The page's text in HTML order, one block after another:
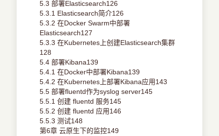
5.3 部署Elasticsearch126
5.3.1 Elasticsearch简介126
5.3.2 在Docker Swarm中部署
Elasticsearch127
5.3.3 在Kubernetes上创建Elasticsearch集群
128
5.4 部署Kibana139
5.4.1 在Docker中部署Kibana139
5.4.2 在Kubernetes上部署Kibana应用143
5.5 部署fluentd作为syslog server145
5.5.1 创建 fluentd 服务145
5.5.2 创建 fluentd 应用146
5.5.3 测试148
第6章 云原生下的监控149